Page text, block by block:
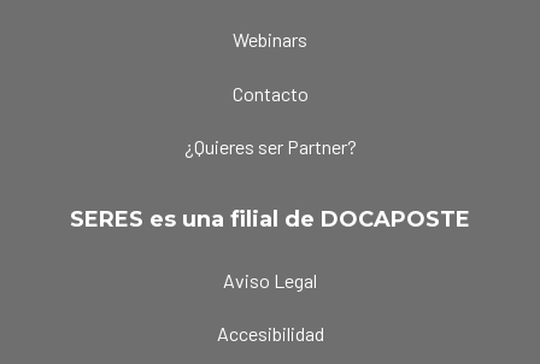
Webinars
Contacto
¿Quieres ser Partner?
SERES es una filial de DOCAPOSTE
Aviso Legal
Accesibilidad